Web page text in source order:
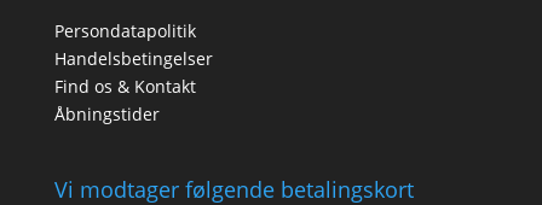
Persondatapolitik
Handelsbetingelser
Find os & Kontakt
Åbningstider
Vi modtager følgende betalingskort